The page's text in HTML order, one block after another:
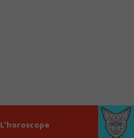
00:00
L’horoscope